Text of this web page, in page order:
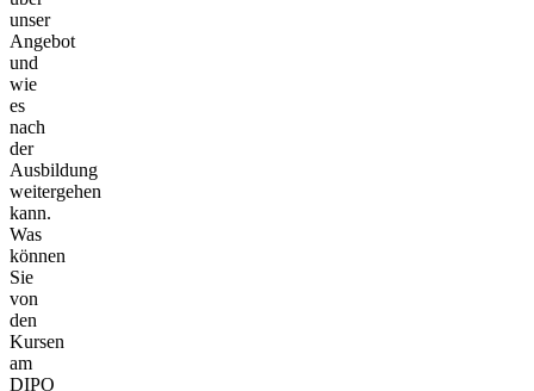
unser
Angebot
und
wie
es
nach
der
Ausbildung
weitergehen
kann.
Was
können
Sie
von
den
Kursen
am
DIPO